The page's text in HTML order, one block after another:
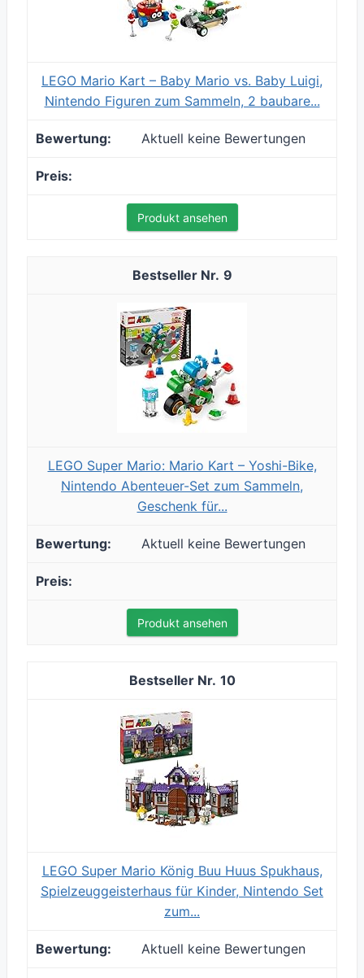
LEGO Mario Kart – Baby Mario vs. Baby Luigi,
Nintendo Figuren zum Sammeln, 2 baubare...
Aktuell keine Bewertungen
Produkt ansehen
9
LEGO Super Mario: Mario Kart – Yoshi-Bike,
Nintendo Abenteuer-Set zum Sammeln,
Geschenk für...
Aktuell keine Bewertungen
Produkt ansehen
10
LEGO Super Mario König Buu Huus Spukhaus,
Spielzeuggeisterhaus für Kinder, Nintendo Set
zum...
Aktuell keine Bewertungen